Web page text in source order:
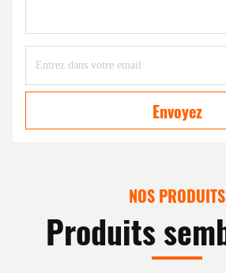
Envoyez
NOS PRODUITS
Produits